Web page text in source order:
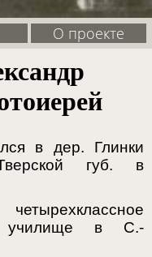
О проекте
в дер. Глинки
губ. в
училище в С.-